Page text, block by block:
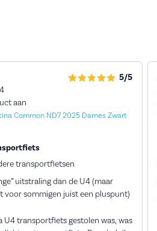
5/5
aan
Common ND7 2025 Dames Zwart
transportfietsen
uitstraling dan de U4 (maar
voor sommigen juist een pluspunt)
U4 transportfiets gestolen was, was